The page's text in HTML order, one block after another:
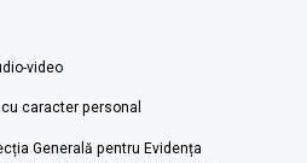
video
caracter personal
Generală pentru Evidența